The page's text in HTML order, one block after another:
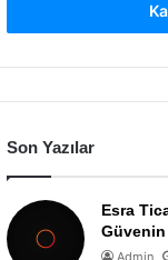
Son Yazılar
Esra
Admin